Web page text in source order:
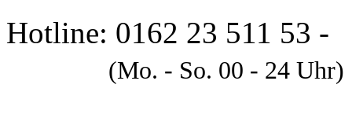
Hotline: 0162 23 511 53 -
(Mo. - So. 00 - 24 Uhr)